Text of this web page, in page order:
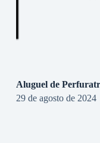
Aluguel de
29 de agosto de 2024